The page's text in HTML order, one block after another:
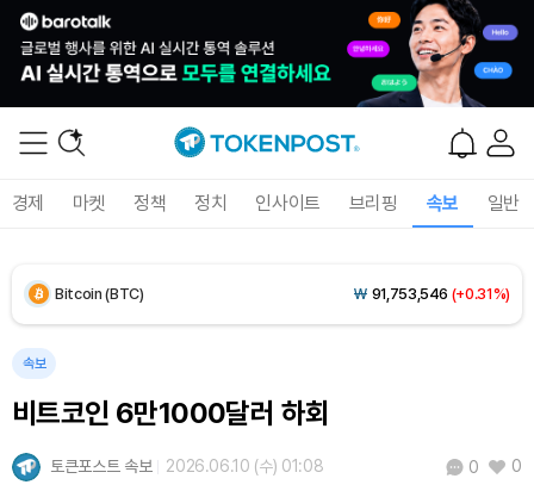
경제 마켓 정책 정치 인사이트 브리핑 속보 일반
Solana (SOL) ₩ 107,793(+1.49%)
Bitcoin (BTC) ₩ 91,753,546 (+0.31%)
속보
비트코인 6만1000달러 하회
토큰포스트 속보 2026.06.10 (수) 01:08 0 0